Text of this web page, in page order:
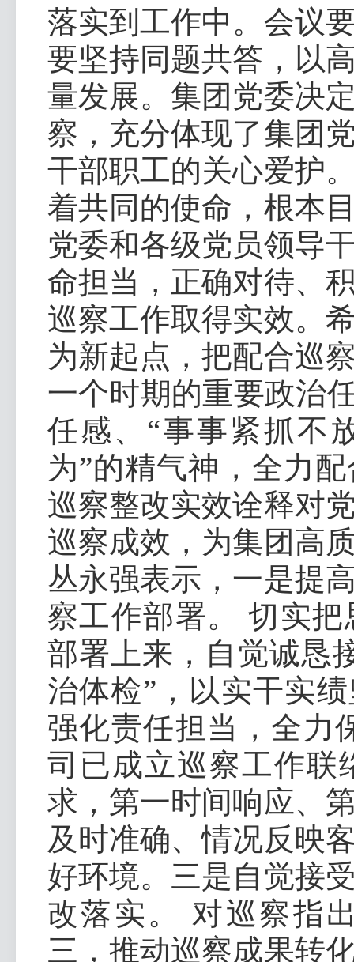
落实到工作中。会议
要坚持同题共答，以
量发展。集团党委决
察，充分体现了集团
干部职工的关心爱护
着共同的使命，根本
党委和各级党员领导
命担当，正确对待、
巡察工作取得实效。
为新起点，把配合巡
一个时期的重要政治
任感、“事事紧抓不
为”的精气神，全力
巡察整改实效诠释对
巡察成效，为集团高
丛永强表示，一是提
察工作部署。 切实
部署上来，自觉诚恳
治体检”，以实干实
强化责任担当，全力
司已成立巡察工作联
求，第一时间响应、
及时准确、情况反映
好环境。三是自觉接
改落实。 对巡察指
三，推动巡察成果转